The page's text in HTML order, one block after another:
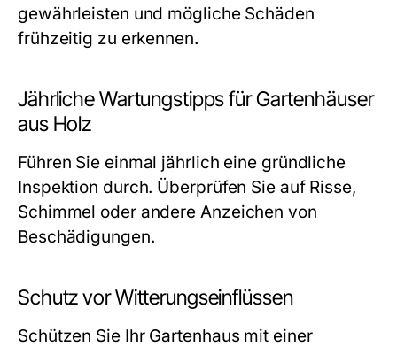
gewährleisten und mögliche Schäden
frühzeitig zu erkennen.
Jährliche Wartungstipps für Gartenhäuser
aus Holz
Führen Sie einmal jährlich eine gründliche
Inspektion durch. Überprüfen Sie auf Risse,
Schimmel oder andere Anzeichen von
Beschädigungen.
Schutz vor Witterungseinflüssen
Schützen Sie Ihr Gartenhaus mit einer